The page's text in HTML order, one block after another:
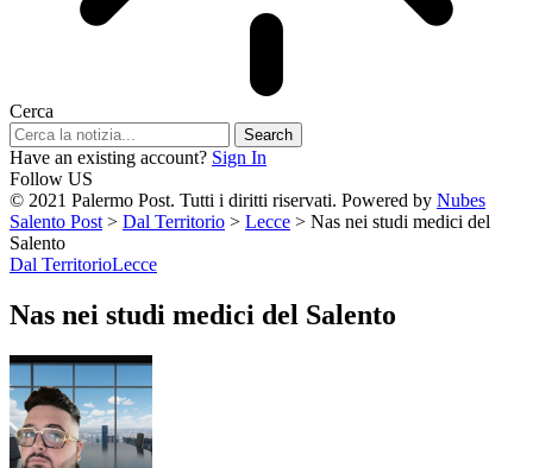
Cerca
Have an existing account? Sign In
Follow US
© 2021 Palermo Post. Tutti i diritti riservati. Powered by Nubes
Salento Post > Dal Territorio > Lecce > Nas nei studi medici del
Salento
Dal TerritorioLecce
Nas nei studi medici del Salento